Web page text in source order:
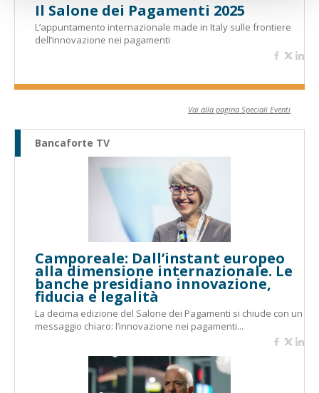
Il Salone dei Pagamenti 2025
L’appuntamento internazionale made in Italy sulle frontiere
dell’innovazione nei pagamenti
Vai alla pagina Speciali Eventi
Bancaforte TV
Camporeale: Dall’instant europeo
alla dimensione internazionale. Le
banche presidiano innovazione,
fiducia e legalità
La decima edizione del Salone dei Pagamenti si chiude con un
messaggio chiaro: l’innovazione nei pagamenti...